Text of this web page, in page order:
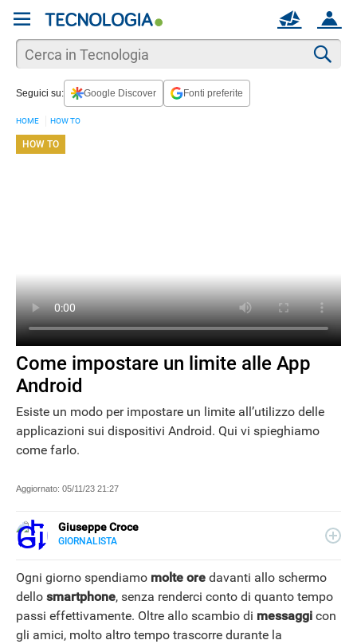
ACCOUNT
MAIL
NEWS
Seguici su: Google Discover Fonti preferite
HOME HOW TO
HOW TO
Come impostare un limite alle App
Android
Esiste un modo per impostare un limite all’utilizzo delle
applicazioni sui dispositivi Android. Qui vi spieghiamo
come farlo.
Aggiornato: 05/11/23 21:27
Giuseppe Croce
GIORNALISTA
elettronici e nuove tecnologie applicate al mondo
automotive. È entrato in Libero Tecnologia nel 2018.
Ogni giorno spendiamo molte ore davanti allo schermo
dello smartphone, senza renderci conto di quanto tempo
passi effettivamente. Oltre allo scambio di messaggi con
gli amici, molto altro tempo trascorre durante la